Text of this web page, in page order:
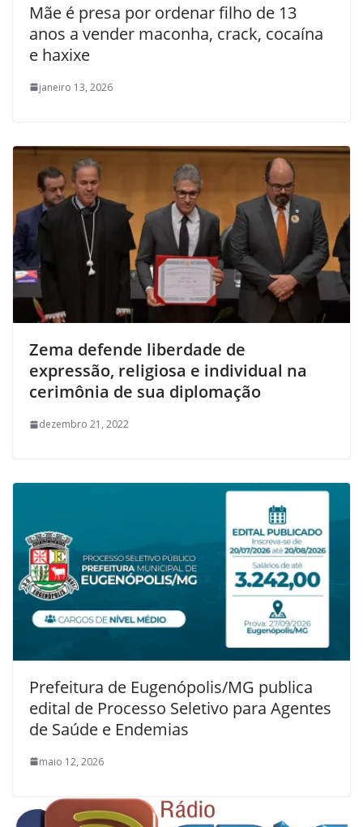
Mãe é presa por ordenar filho de 13
anos a vender maconha, crack, cocaína
e haxixe
janeiro 13, 2026
Zema defende liberdade de
expressão, religiosa e individual na
cerimônia de sua diplomação
dezembro 21, 2022
Prefeitura de Eugenópolis/MG publica
edital de Processo Seletivo para Agentes
de Saúde e Endemias
maio 12, 2026